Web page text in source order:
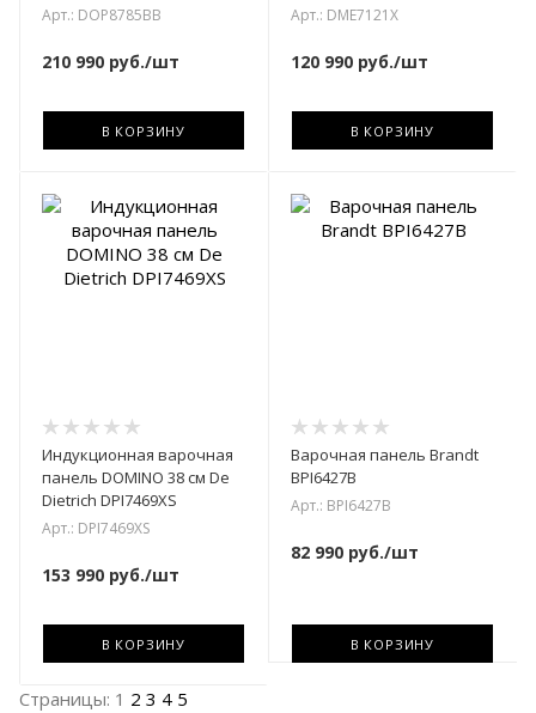
Арт.: DOP8785BB
210 990 руб./шт
В КОРЗИНУ
Арт.: DME7121X
120 990 руб./шт
В КОРЗИНУ
Индукционная варочная
панель DOMINO 38 см De
Dietrich DPI7469XS
Арт.: DPI7469XS
153 990 руб./шт
В КОРЗИНУ
Варочная панель Brandt
BPI6427B
Арт.: BPI6427B
82 990 руб./шт
В КОРЗИНУ
Страницы: 1 2 3 4 5